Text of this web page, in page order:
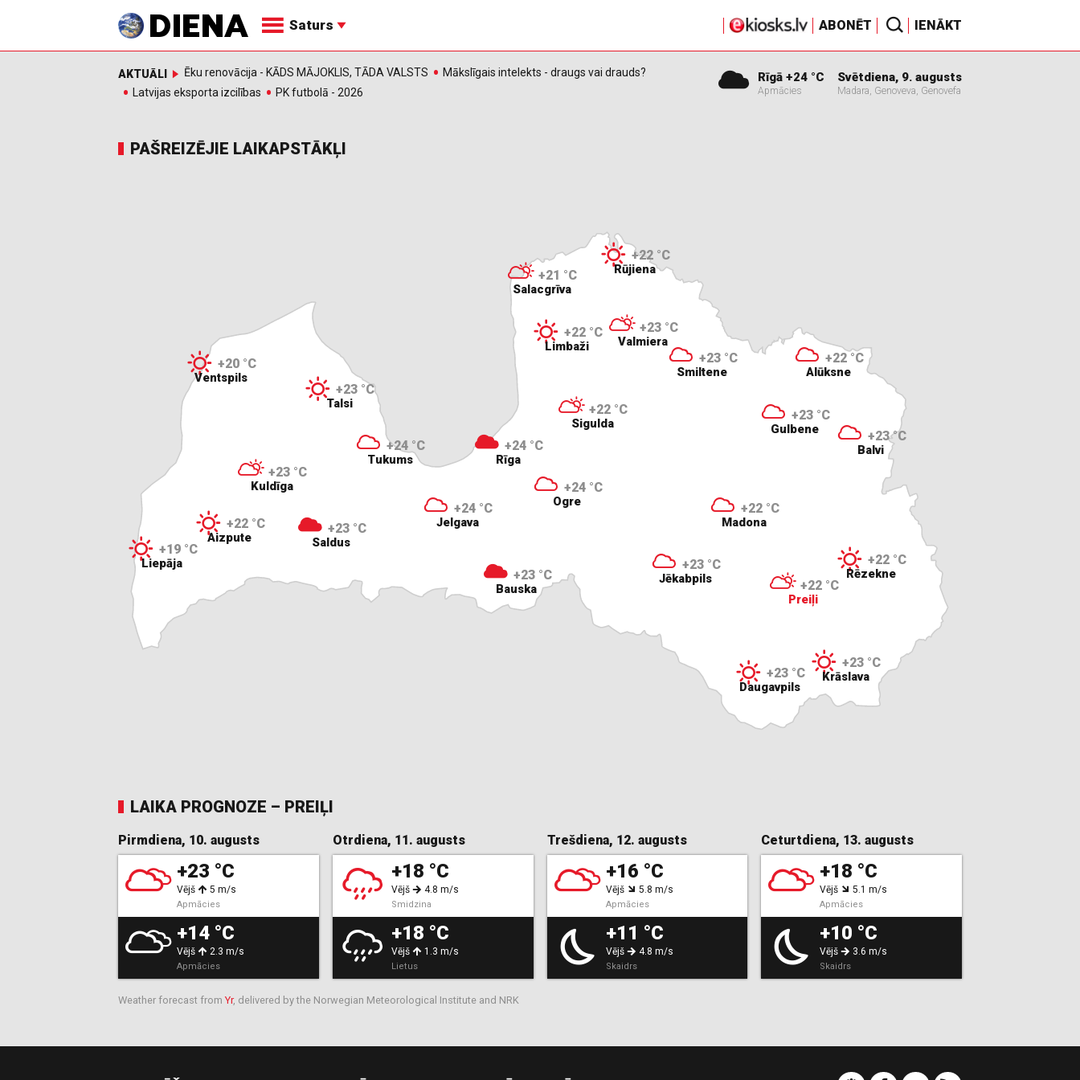
Saturs ABONĒT IENĀKT
AKTUĀLI Ēku renovācija - KĀDS MĀJOKLIS, TĀDA VALSTS
Mākslīgais intelekts - draugs vai drauds?
Latvijas eksporta izcilības
PK futbolā - 2026
Rīgā +24 °C
Apmācies
Svētdiena, 9. augusts
Madara, Genoveva, Genovefa
PAŠREIZĒJIE LAIKAPSTĀKĻI
+24 °C
Rīga
+22 °C
Alūksne
+23 °C
Daugavpils
+24 °C
Jelgava
+19 °C
Liepāja
+22 °C
Madona
+23 °C
Saldus
+23 °C
Valmiera
+20 °C
Ventspils
+22 °C
Aizpute
+23 °C
Kuldīga
+23 °C
Bauska
+24 °C
Ogre
+22 °C
Sigulda
+22 °C
Limbaži
+21 °C
Salacgrīva
+23 °C
Smiltene
+23 °C
Gulbene
+23 °C
Jēkabpils +22 °C
Preiļi
+23 °C
Krāslava
+22 °C
Rēzekne
+23 °C
Balvi
+23 °C
Talsi
+24 °C
Tukums
+22 °C
Rūjiena
LAIKA PROGNOZE – PREIĻI
Pirmdiena, 10. augusts
+23 °C
Vējš 5 m/s
Apmācies
+14 °C
Vējš 2.3 m/s
Apmācies
Otrdiena, 11. augusts
+18 °C
Vējš 4.8 m/s
Smidzina
+18 °C
Vējš 1.3 m/s
Lietus
Trešdiena, 12. augusts
+16 °C
Vējš 5.8 m/s
Apmācies
+11 °C
Vējš 4.8 m/s
Skaidrs
Ceturtdiena, 13. augusts
+18 °C
Vējš 5.1 m/s
Apmācies
+10 °C
Vējš 3.6 m/s
Skaidrs
Weather forecast from Yr, delivered by the Norwegian Meteorological Institute and NRK